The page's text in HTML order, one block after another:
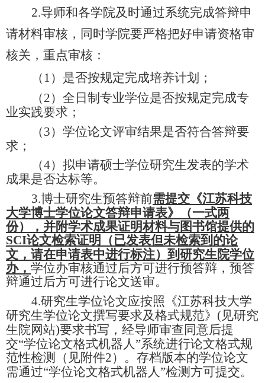
2.导师和各学院及时通过系统完成答辩申
请材料审核，同时学院要严格把好申请资格审
核关，重点审核：
（ 1）是否按规定完成培养计划；
（2）全日制专业学位是否按规定完成专
业实践要求；
（3）学位论文评审结果是否符合答辩要
求；
（4）拟申请硕士学位研究生发表的学术
成果是否达标等。
3.博士研究生预答辩前需提交《江苏科技
大学博士学位论文答辩申请表》（一式两
份），并附学术成果证明材料与图书馆提供的
SCI论文检索证明（已发表但未检索到的论
文，请在申请表中进行标注）到研究生院学位
办， 学位办审核通过后方可进行预答辩，预答
辩通过后方可进行论文送审。
4.研究生学位论文应按照《江苏科技大学
研究生学位论文撰写要求及格式规范》 (见研究
生院网站)要求书写，经导师审查同意后提
交“学位论文格式机器人”系统进行论文格式规
范性检测（见附件2）。存档版本的学位论文
需通过“学位论文格式机器人”检测方可提交。